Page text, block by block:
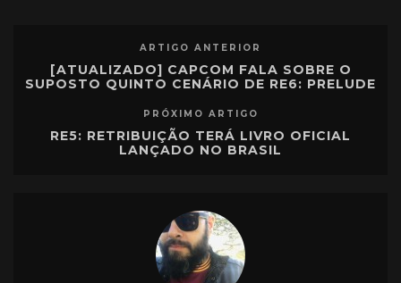
ARTIGO ANTERIOR
[ATUALIZADO] CAPCOM FALA SOBRE O
SUPOSTO QUINTO CENÁRIO DE RE6: PRELUDE
PRÓXIMO ARTIGO
RE5: RETRIBUIÇÃO TERÁ LIVRO OFICIAL
LANÇADO NO BRASIL